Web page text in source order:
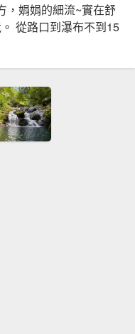
，娟娟的細流~實在舒
從路口到瀑布不到15